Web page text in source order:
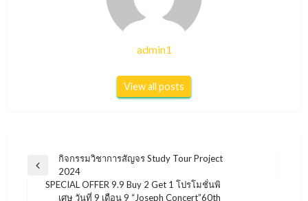
admin1
View all posts
แนะแนว
เรื่อง
Previous
กิจกรรมวิชาการสัญจร Study Tour Project
2024
SPECIAL OFFER 9.9 Buy 2 Get 1 โปรโมชั่นพิ
เศษ วันที่ 9 เดือน 9 “Joseph Concert”60th